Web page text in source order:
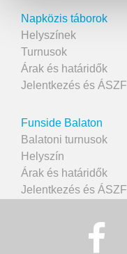
Napközis táborok
Helyszínek
Turnusok
Árak és határidők
Jelentkezés és ÁSZF
Funside Balaton
Balatoni turnusok
Helyszín
Árak és határidők
Jelentkezés és ÁSZF